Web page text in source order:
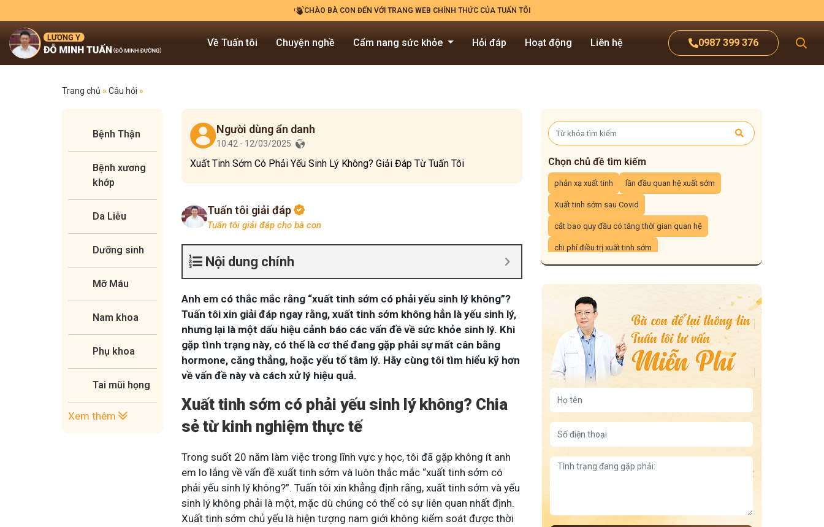
CHÀO BÀ CON ĐẾN VỚI TRANG WEB CHÍNH THỨC CỦA TUẤN TÔI
0987 399 376
Về Tuấn tôi Chuyện nghề Cẩm nang sức khỏe Hỏi đáp Hoạt động Liên hệ
Trang chủ » Câu hỏi »
Bệnh Thận
Bệnh xương
khớp
Da Liễu
Dưỡng sinh
Mỡ Máu
Nam khoa
Phụ khoa
Tai mũi họng
Xem thêm
Người dùng ẩn danh
10:42 - 12/03/2025
Xuất Tinh Sớm Có Phải Yếu Sinh Lý Không? Giải Đáp Từ Tuấn Tôi
Tuấn tôi giải đáp
Tuấn tôi giải đáp cho bà con
Nội dung chính
Anh em có thắc mắc rằng “xuất tinh sớm có phải yếu sinh lý không”?
Tuấn tôi xin giải đáp ngay rằng, xuất tinh sớm không hẳn là yếu sinh lý,
nhưng lại là một dấu hiệu cảnh báo các vấn đề về sức khỏe sinh lý. Khi
gặp tình trạng này, có thể là cơ thể đang gặp phải sự mất cân bằng
hormone, căng thẳng, hoặc yếu tố tâm lý. Hãy cùng tôi tìm hiểu kỹ hơn
về vấn đề này và cách xử lý hiệu quả.
Xuất tinh sớm có phải yếu sinh lý không? Chia
sẻ từ kinh nghiệm thực tế
Trong suốt 20 năm làm việc trong lĩnh vực y học, tôi đã gặp không ít anh
em lo lắng về vấn đề xuất tinh sớm và luôn thắc mắc “xuất tinh sớm có
phải yếu sinh lý không?”. Tuấn tôi xin khẳng định rằng, xuất tinh sớm và yếu
sinh lý không phải là một, mặc dù chúng có thể có sự liên quan nhất định.
Xuất tinh sớm chủ yếu là hiện tượng nam giới không kiểm soát được thời
Chọn chủ đề tìm kiếm
phản xạ xuất tinh lần đầu quan hệ xuất sớm
Xuất tinh sớm sau Covid
cắt bao quy đầu có tăng thời gian quan hệ
chi phí điều trị xuất tinh sớm